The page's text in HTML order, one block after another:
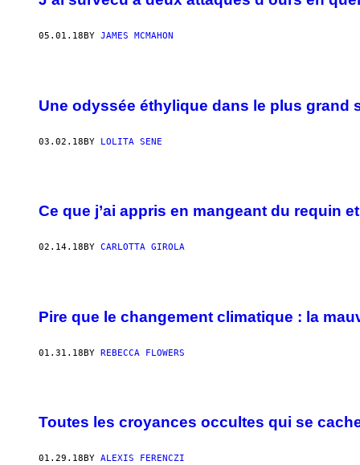
05.01.18 BY JAMES MCMAHON
Une odyssée éthylique dans le plus grand
03.02.18BY LOLITA SENE
Ce que j’ai appris en mangeant du requin
02.14.18 BY CARLOTTA GIROLA
Pire que le changement climatique : la
01.31.18BY REBECCA FLOWERS
Toutes les croyances occultes qui se
01.29.18 BY ALEXIS FERENCZI